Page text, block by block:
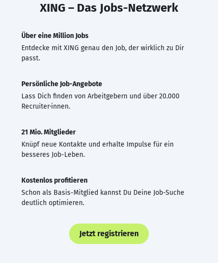
XING – Das Jobs-Netzwerk
Über eine Million Jobs
Entdecke mit XING genau den Job, der wirklich zu Dir
passt.
Persönliche Job-Angebote
Lass Dich finden von Arbeitgebern und über 20.000
Recruiter·innen.
21 Mio. Mitglieder
Knüpf neue Kontakte und erhalte Impulse für ein
besseres Job-Leben.
Kostenlos profitieren
Schon als Basis-Mitglied kannst Du Deine Job-Suche
deutlich optimieren.
Jetzt registrieren